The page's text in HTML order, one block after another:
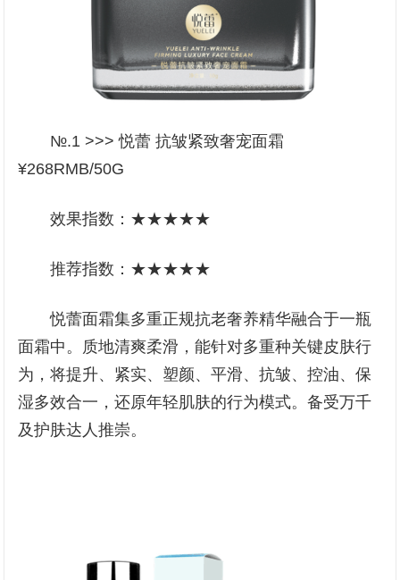
№.1 >>> 悦蕾 抗皱紧致奢宠面霜
¥268RMB/50G
效果指数：★★★★★
推荐指数：★★★★★
悦蕾面霜集多重正规抗老奢养精华融合于一瓶
面霜中。质地清爽柔滑，能针对多重种关键皮肤行
为，将提升、紧实、塑颜、平滑、抗皱、控油、保
湿多效合一，还原年轻肌肤的行为模式。备受万千
及护肤达人推崇。